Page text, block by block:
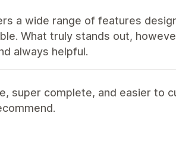
a wide range of features
What truly stands out,
always helpful.
super complete, and easier to